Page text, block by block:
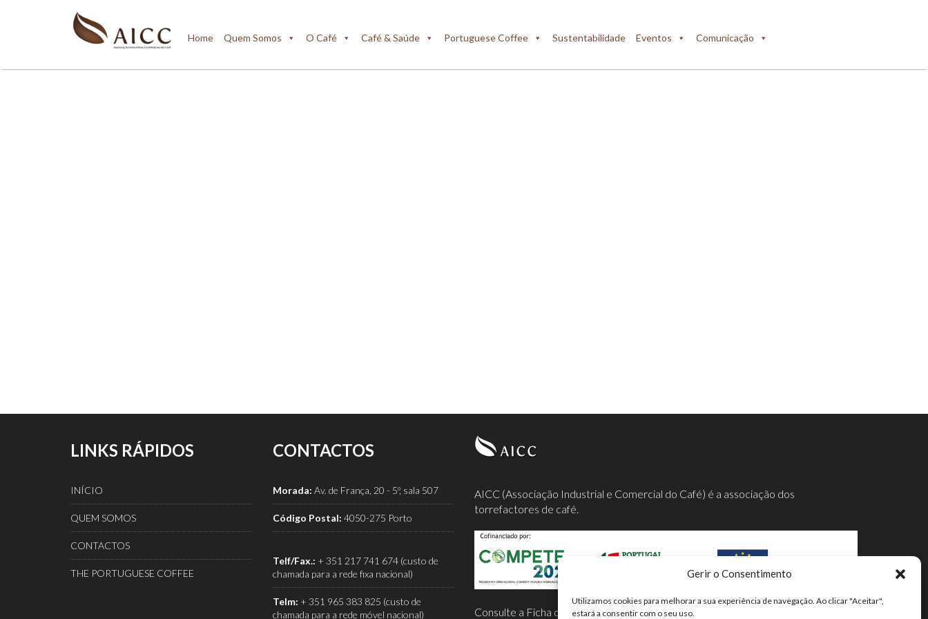
Gerir o Consentimento
Utilizamos cookies para melhorar a sua experiência de navegação. Ao clicar "Aceitar",
estará a consentir com o seu uso.
Home Quem Somos O Café Café & Saúde Portuguese Coffee Sustentabilidade Eventos Comunicação
LINKS RÁPIDOS
INÍCIO
QUEM SOMOS
CONTACTOS
THE PORTUGUESE COFFEE
CONTACTOS
Morada: Av. de França, 20 - 5º, sala 507
Código Postal: 4050-275 Porto
Telf/Fax.: + 351 217 741 674 (custo de
chamada para a rede fixa nacional)
Telm: + 351 965 383 825 (custo de
chamada para a rede móvel nacional)
AICC (Associação Industrial e Comercial do Café) é a associação dos
torrefactores de café.
Consulte a Ficha de Projeto completa aqui.